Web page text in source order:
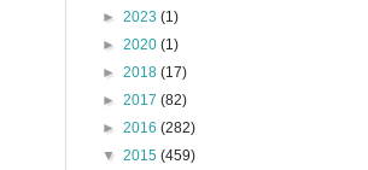
► 2023 (1)
► 2020 (1)
► 2018 (17)
► 2017 (82)
► 2016 (282)
▼ 2015 (459)